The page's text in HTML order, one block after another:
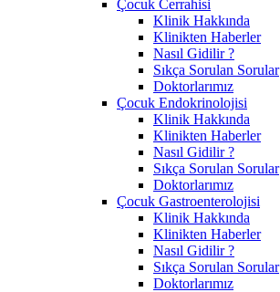
Çocuk Cerrahisi
Klinik Hakkında
Klinikten Haberler
Nasıl Gidilir ?
Sıkça Sorulan Sorular
Doktorlarımız
Çocuk Endokrinolojisi
Klinik Hakkında
Klinikten Haberler
Nasıl Gidilir ?
Sıkça Sorulan Sorular
Doktorlarımız
Çocuk Gastroenterolojisi
Klinik Hakkında
Klinikten Haberler
Nasıl Gidilir ?
Sıkça Sorulan Sorular
Doktorlarımız